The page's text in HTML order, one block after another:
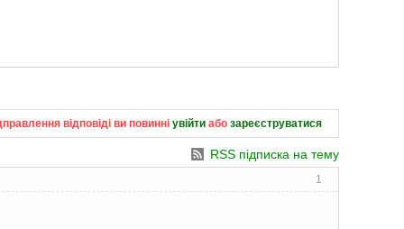
відповіді ви повинні увійти або зареєструватися
RSS підписка на тему
1